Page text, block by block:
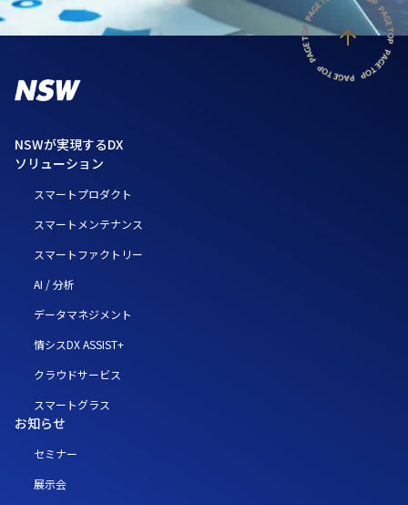
NSWが実現するDX
ソリューション
スマートプロダクト
スマートメンテナンス
スマートファクトリー
AI / 分析
データマネジメント
情シスDX ASSIST+
クラウドサービス
スマートグラス
お知らせ
セミナー
展示会